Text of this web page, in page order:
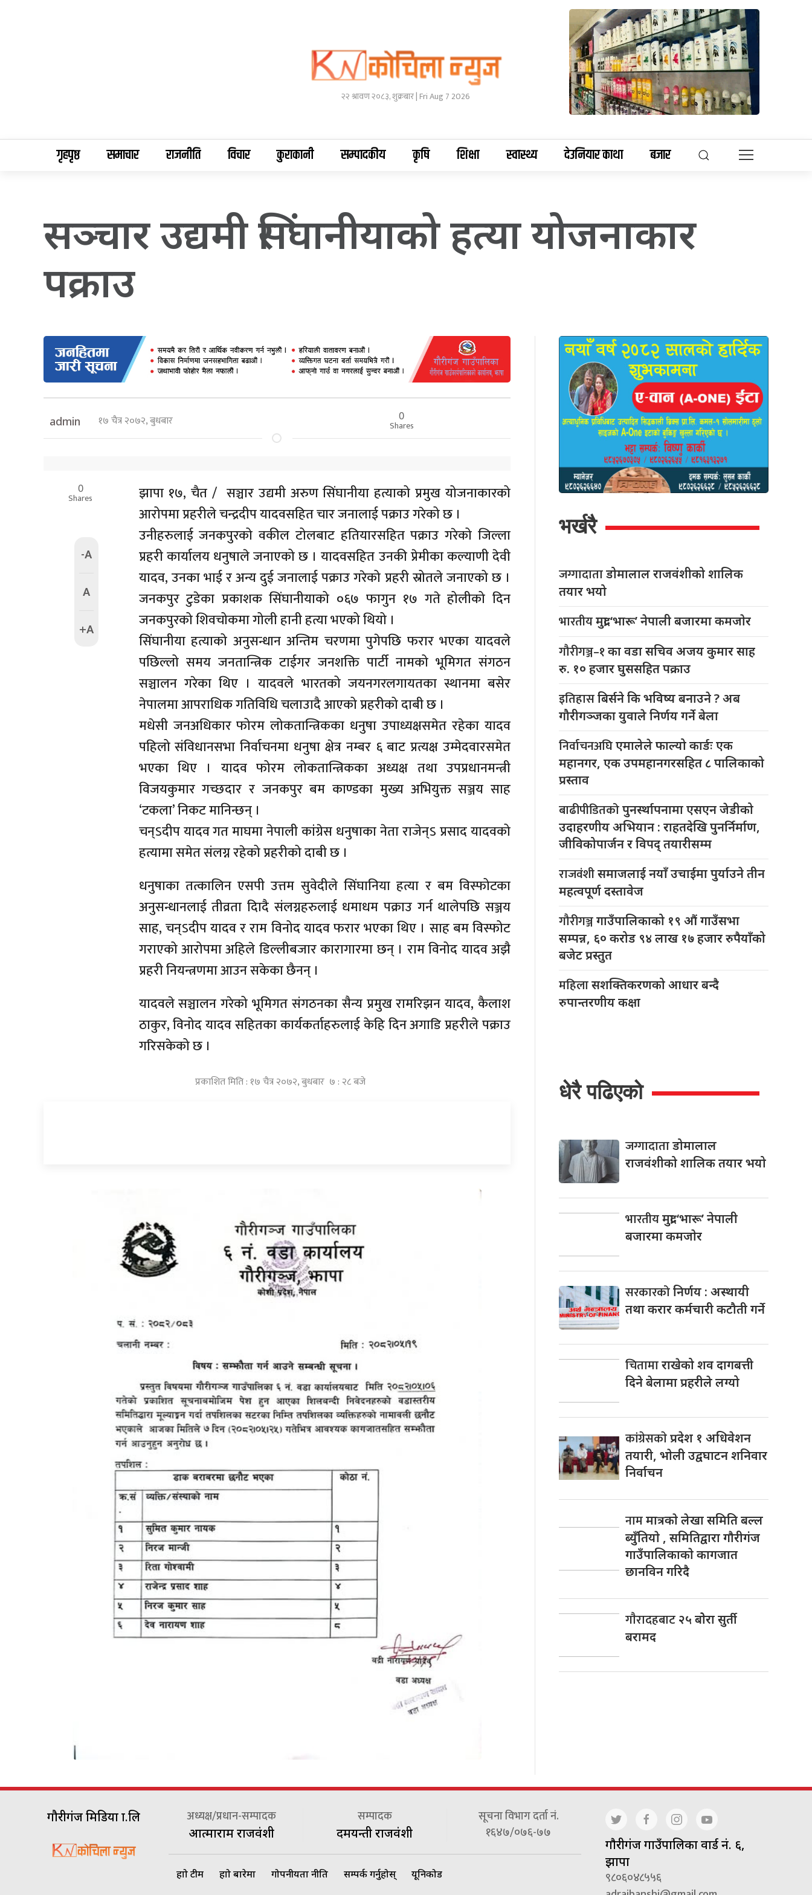
२२ श्रावण २०८३, शुक्रबार | Fri Aug 7 2026
गृहपृष्ठ समाचार राजनीति विचार कुराकानी सम्पादकीय कृषि शिक्षा स्वास्थ्य देउनियार काथा बजार
सञ्चार उद्यमी सिंघानीयाको हत्या योजनाकार
पक्राउ
admin १७ चैत्र २०७२, बुधबार 0
Shares
0
Shares
-A
A
+A
झापा १७, चैत / सञ्चार उद्यमी अरुण सिंघानीया हत्याको प्रमुख योजनाकारको
आरोपमा प्रहरीले चन्द्रदीप यादवसहित चार जनालाई पक्राउ गरेको छ ।
उनीहरुलाई जनकपुरको वकील टोलबाट हतियारसहित पक्राउ गरेको जिल्ला
प्रहरी कार्यालय धनुषाले जनाएको छ । यादवसहित उनकी प्रेमीका कल्याणी देवी
यादव, उनका भाई र अन्य दुई जनालाई पक्राउ गरेको प्रहरी स्रोतले जनाएको छ ।
जनकपुर टुडेका प्रकाशक सिंघानीयाको ०६७ फागुन १७ गते होलीको दिन
जनकपुरको शिवचोकमा गोली हानी हत्या भएको थियो ।
सिंघानीया हत्याको अनुसन्धान अन्तिम चरणमा पुगेपछि फरार भएका यादवले
पछिल्लो समय जनतान्त्रिक टाईगर जनशक्ति पार्टी नामको भूमिगत संगठन
सञ्चालन गरेका थिए । यादवले भारतको जयनगरलगायतका स्थानमा बसेर
नेपालमा आपराधिक गतिविधि चलाउादै आएको प्रहरीको दाबी छ ।
मधेसी जनअधिकार फोरम लोकतान्त्रिकका धनुषा उपाध्यक्षसमेत रहेका यादव
पहिलो संविधानसभा निर्वाचनमा धनुषा क्षेत्र नम्बर ६ बाट प्रत्यक्ष उम्मेदवारसमेत
भएका थिए । यादव फोरम लोकतान्त्रिकका अध्यक्ष तथा उपप्रधानमन्त्री
विजयकुमार गच्छदार र जनकपुर बम काण्डका मुख्य अभियुक्त सञ्जय साह
‘टकला’ निकट मानिन्छन् ।
चन्ऽदीप यादव गत माघमा नेपाली कांग्रेस धनुषाका नेता राजेन्ऽ प्रसाद यादवको
हत्यामा समेत संलग्न रहेको प्रहरीको दाबी छ ।
धनुषाका तत्कालिन एसपी उत्तम सुवेदीले सिंघानिया हत्या र बम विस्फोटका
अनुसन्धानलाई तीव्रता दिादै संलग्नहरुलाई धमाधम पक्राउ गर्न थालेपछि सञ्जय
साह, चन्ऽदीप यादव र राम विनोद यादव फरार भएका थिए । साह बम विस्फोट
गराएको आरोपमा अहिले डिल्लीबजार कारागारमा छन् । राम विनोद यादव अझै
प्रहरी नियन्त्रणमा आउन सकेका छैनन् ।
यादवले सञ्चालन गरेको भूमिगत संगठनका सैन्य प्रमुख रामरिझन यादव, कैलाश
ठाकुर, विनोद यादव सहितका कार्यकर्ताहरुलाई केहि दिन अगाडि प्रहरीले पक्राउ
गरिसकेको छ ।
प्रकाशित मिति : १७ चैत्र २०७२, बुधबार ७ : २८ बजे
भर्खरै
जग्गादाताडोमालाल राजवंशीको शालिक
तयार भयो
भारतीयमुद्रा ‘भारू’ नेपाली बजारमा कमजाेर
गौरीगञ्ज–१का वडा सचिव अजय कुमार साह
रु. १० हजार घुससहित पक्राउ
इतिहासबिर्सने कि भविष्य बनाउने ? अब
गौरीगञ्जका युवाले निर्णय गर्ने बेला
निर्वाचनअघिएमालेले फाल्यो कार्डः एक
महानगर, एक उपमहानगरसहित ८ पालिकाको
प्रस्ताव
बाढीपीडितकोपुनर्स्थापनामा एसएन जेडीको
उदाहरणीय अभियान : राहतदेखि पुनर्निर्माण,
जीविकोपार्जन र विपद् तयारीसम्म
राजवंशीसमाजलाई नयाँ उचाईमा पुर्याउने तीन
महत्वपूर्ण दस्तावेज
गौरीगञ्जगाउँपालिकाको १९ औं गाउँसभा
सम्पन्न, ६० करोड ९४ लाख १७ हजार रुपैयाँको
बजेट प्रस्तुत
महिलासशक्तिकरणको आधार बन्दै
रुपान्तरणीय कक्षा
धेरै पढिएको
जग्गादाताडोमालाल
राजवंशीको शालिक तयार भयो
भारतीयमुद्रा ‘भारू’ नेपाली
बजारमा कमजाेर
सरकारकोनिर्णय : अस्थायी
तथा करार कर्मचारी कटौती गर्ने
चितामाराखेको शव दागबत्ती
दिने बेलामा प्रहरीले लग्यो
कांग्रेसकाेप्रदेश १ अधिवेशन
तयारी, भाेली उद्वघाटन शनिवार
निर्वाचन
नाममात्रकाे लेखा समिति बल्ल
ब्युँतियाे , समितिद्वारा गाैरीगंज
गाउँपालिकाकाे कागजात
छानविन गरिदै
गाैरादहबाट २५ बाेेरा सुर्ती
बरामद
गौरीगंज मिडिया प्रा.लि अध्यक्ष/प्रधान-सम्पादक
आत्माराम राजवंशी
सम्पादक
दमयन्ती राजवंशी
सूचना विभाग दर्ता नं.
१६४७/०७६-७७
हाम्रो टीम हाम्रो बारेमा गोपनीयता नीति सम्पर्क गर्नुहोस् यूनिकोड
गाैरीगंज गाउँपालिका वार्ड नं. ६,
झापा
९८०६०४८५५६